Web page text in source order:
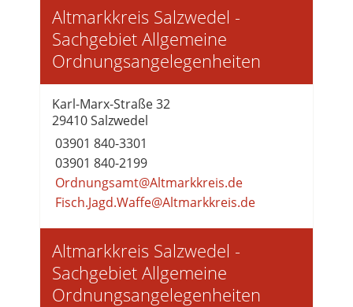
Altmarkkreis Salzwedel -
Sachgebiet Allgemeine
Ordnungsangelegenheiten
Karl-Marx-Straße 32
29410 Salzwedel
03901 840-3301
03901 840-2199
Ordnungsamt@Altmarkkreis.de
Fisch.Jagd.Waffe@Altmarkkreis.de
Altmarkkreis Salzwedel -
Sachgebiet Allgemeine
Ordnungsangelegenheiten